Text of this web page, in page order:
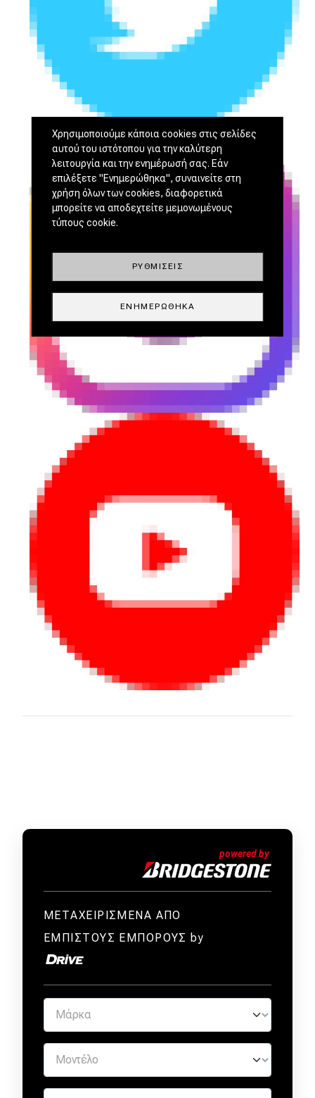
ΜΕΤΑΧΕΙΡΙΣΜΕΝΑ ΑΠΟ
ΕΜΠΙΣΤΟΥΣ ΕΜΠΟΡΟΥΣ by
Χρησιμοποιούμε κάποια cookies στις σελίδες
αυτού του ιστότοπου για την καλύτερη
λειτουργία και την ενημέρωσή σας. Εάν
επιλέξετε "Ενημερώθηκα", συναινείτε στη
χρήση όλων των cookies, διαφορετικά
μπορείτε να αποδεχτείτε μεμονωμένους
τύπους cookie.
ΡΥΘΜΊΣΕΙΣ
ΕΝΗΜΕΡΏΘΗΚΑ